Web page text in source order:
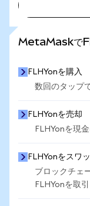
MetaMaskで
FLHYonを購入
数回のタップ
FLHYonを売却
FLHYonを現
FLHYonをスワ
ブロックチェ
FLHYonを取引